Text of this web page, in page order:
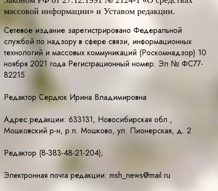
массовой информации» и Уставом редакции.
Сетевое издание зарегистрировано Федеральной
службой по надзору в сфере связи, информационных
технологий и массовых коммуникаций (Роскомнадзор) 10
ноября 2021 года Регистрационный номер: Эл № ФС77-
82215
Редактор Сердюк Ирина Владимировна
Адрес редакции: 633131, Новосибирская обл.,
Мошковский р-н, р.п. Мошково, ул. Пионерская, д. 2
Редактор (8-383-48-21-204);
Электронная почта редакции: msh_news@mail.ru